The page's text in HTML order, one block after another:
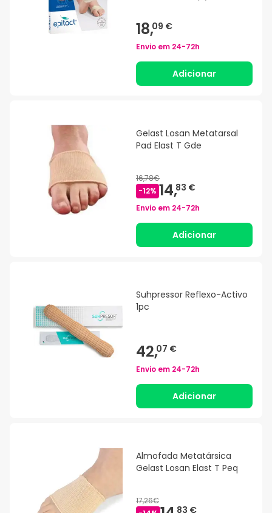
18,09 €
Envio em 24-72h
Adicionar
Gelast Losan Metatarsal
Pad Elast T Gde
16,78€
-12% 14,83 €
Envio em 24-72h
Adicionar
Suhpressor Reflexo-Activo
1pc
42,07 €
Envio em 24-72h
Adicionar
Almofada Metatársica
Gelast Losan Elast T Peq
17,26€
83 €